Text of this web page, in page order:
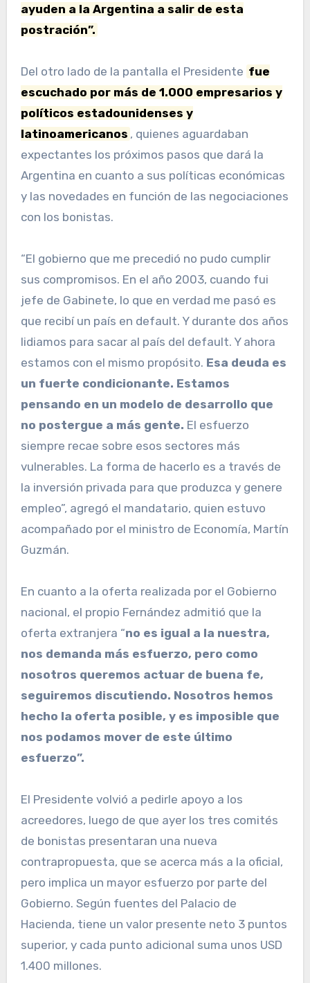
ayuden a la Argentina a salir de esta
postración”.
Del otro lado de la pantalla el Presidente fue
escuchado por más de 1.000 empresarios y
políticos estadounidenses y
latinoamericanos , quienes aguardaban
expectantes los próximos pasos que dará la
Argentina en cuanto a sus políticas económicas
y las novedades en función de las negociaciones
con los bonistas.
“El gobierno que me precedió no pudo cumplir
sus compromisos. En el año 2003, cuando fui
jefe de Gabinete, lo que en verdad me pasó es
que recibí un país en default. Y durante dos años
lidiamos para sacar al país del default. Y ahora
estamos con el mismo propósito. Esa deuda es
un fuerte condicionante. Estamos
pensando en un modelo de desarrollo que
no postergue a más gente. El esfuerzo
siempre recae sobre esos sectores más
vulnerables. La forma de hacerlo es a través de
la inversión privada para que produzca y genere
empleo”, agregó el mandatario, quien estuvo
acompañado por el ministro de Economía, Martín
Guzmán.
En cuanto a la oferta realizada por el Gobierno
nacional, el propio Fernández admitió que la
oferta extranjera “no es igual a la nuestra,
nos demanda más esfuerzo, pero como
nosotros queremos actuar de buena fe,
seguiremos discutiendo. Nosotros hemos
hecho la oferta posible, y es imposible que
nos podamos mover de este último
esfuerzo”.
El Presidente volvió a pedirle apoyo a los
acreedores, luego de que ayer los tres comités
de bonistas presentaran una nueva
contrapropuesta, que se acerca más a la oficial,
pero implica un mayor esfuerzo por parte del
Gobierno. Según fuentes del Palacio de
Hacienda, tiene un valor presente neto 3 puntos
superior, y cada punto adicional suma unos USD
1.400 millones.